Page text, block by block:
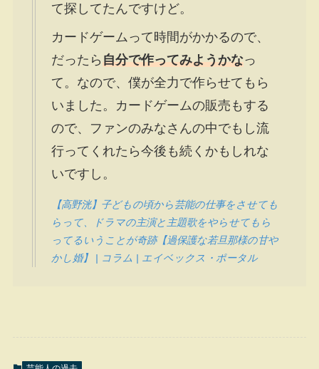
て探してたんですけど。
カードゲームって時間がかかるので、
だったら 自分で作ってみようかなっ
て。なので、僕が全力で作らせてもら
いました。カードゲームの販売もする
ので、ファンのみなさんの中でもし流
行ってくれたら今後も続くかもしれな
いですし。
【高野洸】子どもの頃から芸能の仕事をさせても
らって、ドラマの主演と主題歌をやらせてもら
ってるいうことが奇跡【過保護な若旦那様の甘や
かし婚】 | コラム | エイベックス・ポータル